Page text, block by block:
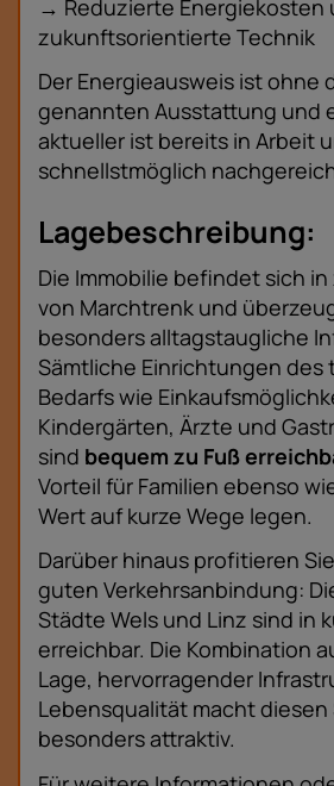
→ Reduzierte Energiekosten
zukunftsorientierte Technik
Der Energieausweis ist ohne
genannten Ausstattung und
aktueller ist bereits in Arbeit
schnellstmöglich
Lagebeschreibung:
Die Immobilie befindet sich
von Marchtrenk und
besonders alltagstaugliche
Sämtliche Einrichtungen des
Bedarfs wie
Kindergärten, Ärzte und
sind bequem zu Fuß
Vorteil für Familien ebenso
Wert auf kurze Wege legen.
Darüber hinaus profitieren
guten Verkehrsanbindung:
Städte Wels und Linz sind in
erreichbar. Die Kombination
Lage, hervorragender
Lebensqualität macht
besonders attraktiv.